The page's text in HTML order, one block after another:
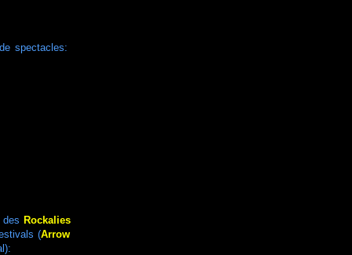
spectacles:
Rockalies
(Arrow